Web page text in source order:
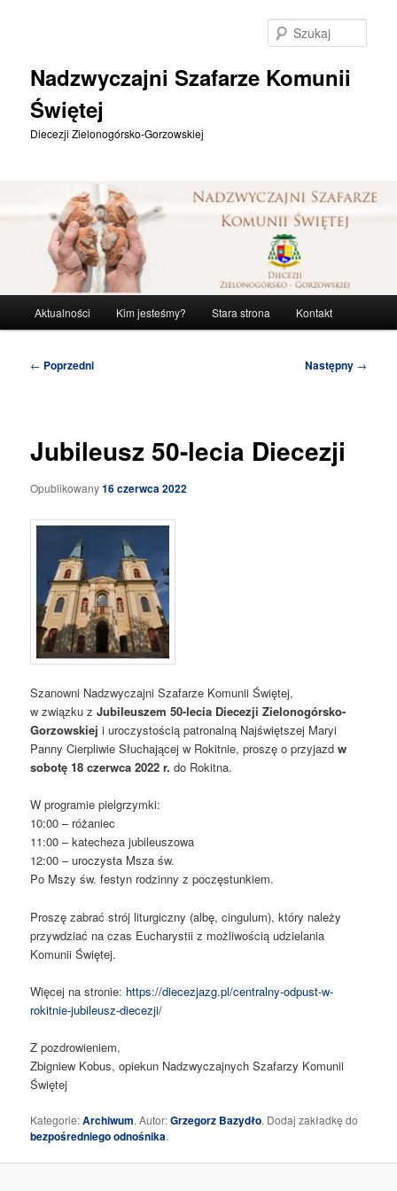
Nadzwyczajni Szafarze Komunii
Świętej
Diecezji Zielonogórsko-Gorzowskiej
Aktualności Kim jesteśmy? Stara strona Kontakt
Nawigacja
← Poprzedni Następny →
Jubileusz 50-lecia Diecezji
Opublikowany16 czerwca 2022
Szanowni Nadzwyczajni Szafarze Komunii Świętej,
w związku zJubileuszem 50-lecia Diecezji Zielonogórsko-
Gorzowskiej i uroczystością patronalną Najświętszej Maryi
Panny Cierpliwie Słuchającej w Rokitnie, proszę o przyjazdw
sobotę 18 czerwca 2022 r. do Rokitna.
W programie pielgrzymki:
10:00 – różaniec
11:00 – katecheza jubileuszowa
12:00 – uroczysta Msza św.
Po Mszy św. festyn rodzinny z poczęstunkiem.
Proszę zabrać strój liturgiczny (albę, cingulum), który należy
przywdziać na czas Eucharystii z możliwością udzielania
Komunii Świętej.
Więcej na stronie: https://diecezjazg.pl/centralny-odpust-w-
rokitnie-jubileusz-diecezji/
Z pozdrowieniem,
Zbigniew Kobus, opiekun Nadzwyczajnych Szafarzy Komunii
Świętej
Kategorie:Archiwum. Autor:Grzegorz Bazydło. Dodaj zakładkę do
bezpośredniego odnośnika.